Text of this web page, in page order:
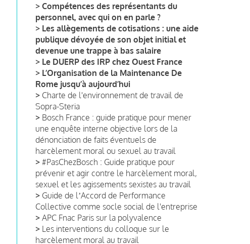
> Compétences des représentants du
personnel, avec qui on en parle ?
> Les allègements de cotisations : une aide
publique dévoyée de son objet initial et
devenue une trappe à bas salaire
> Le DUERP des IRP chez Ouest France
> L’Organisation de la Maintenance De
Rome jusqu’à aujourd’hui
> Charte de l'environnement de travail de
Sopra-Steria
> Bosch France : guide pratique pour mener
une enquête interne objective lors de la
dénonciation de faits éventuels de
harcèlement moral ou sexuel au travail
> #PasChezBosch : Guide pratique pour
prévenir et agir contre le harcèlement moral,
sexuel et les agissements sexistes au travail
> Guide de lʼAccord de Performance
Collective comme socle social de l'entreprise
> APC Fnac Paris sur la polyvalence
> Les interventions du colloque sur le
harcèlement moral au travail